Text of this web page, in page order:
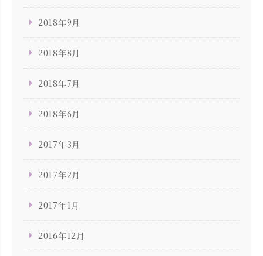
2018年9月
2018年8月
2018年7月
2018年6月
2017年3月
2017年2月
2017年1月
2016年12月